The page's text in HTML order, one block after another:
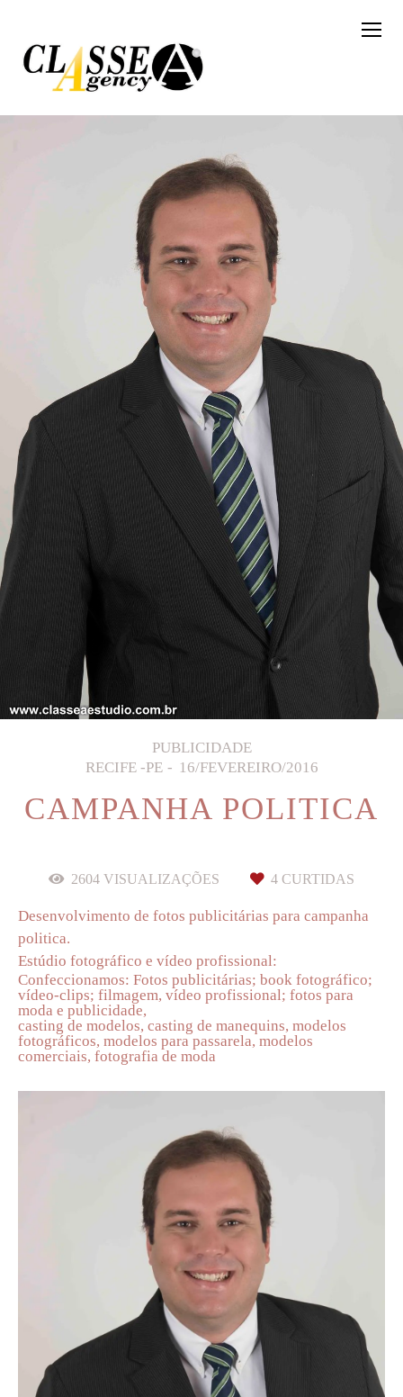
PUBLICIDADE
RECIFE -PE
16/FEVEREIRO/2016
CAMPANHA POLITICA
2604 VISUALIZAÇÕES 4 CURTIDAS
Desenvolvimento de fotos publicitárias para campanha
politica.
Estúdio fotográfico e vídeo profissional:
Confeccionamos: Fotos publicitárias; book fotográfico;
vídeo-clips; filmagem, vídeo profissional; fotos para
moda e publicidade,
casting de modelos, casting de manequins, modelos
fotográficos, modelos para passarela, modelos
comerciais, fotografia de moda